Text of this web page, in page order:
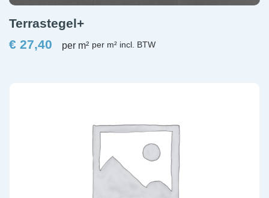
Terrastegel+
€ 27,40 per m²